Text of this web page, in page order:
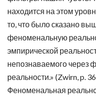
находится на этом
то, что было сказано
феноменальную
эмпирической
непознаваемого через
реальности.» (Zwirn, p.
Феноменальная